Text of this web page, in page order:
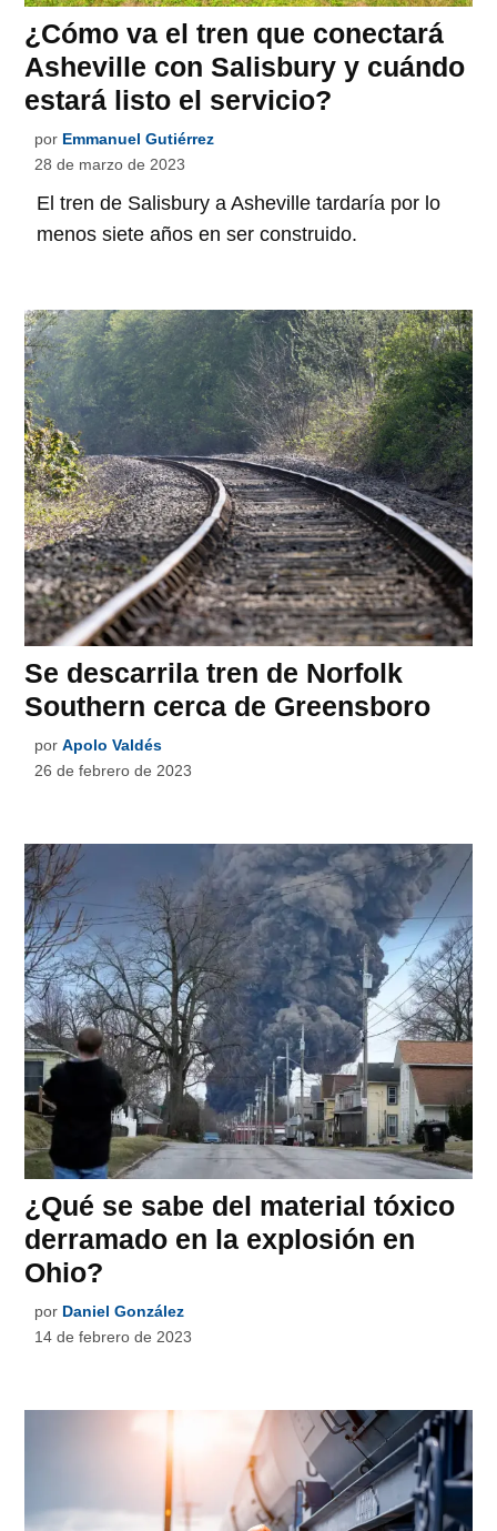
¿Cómo va el tren que conectará
Asheville con Salisbury y cuándo
estará listo el servicio?
por Emmanuel Gutiérrez
28 de marzo de 2023
El tren de Salisbury a Asheville tardaría por lo
menos siete años en ser construido.
Se descarrila tren de Norfolk
Southern cerca de Greensboro
por Apolo Valdés
26 de febrero de 2023
¿Qué se sabe del material tóxico
derramado en la explosión en
Ohio?
por Daniel González
14 de febrero de 2023